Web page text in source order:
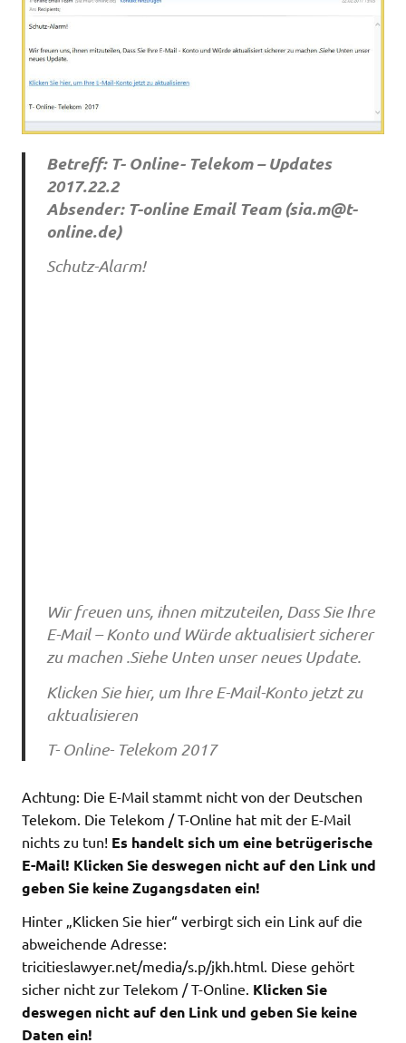
Betreff: T- Online- Telekom – Updates
2017.22.2
Absender: T-online Email Team (sia.m@t-
online.de)
Schutz-Alarm!
Wir freuen uns, ihnen mitzuteilen, Dass Sie Ihre
E-Mail – Konto und Würde aktualisiert sicherer
zu machen .Siehe Unten unser neues Update.
Klicken Sie hier, um Ihre E-Mail-Konto jetzt zu
aktualisieren
T- Online- Telekom 2017
Achtung: Die E-Mail stammt nicht von der Deutschen
Telekom. Die Telekom / T-Online hat mit der E-Mail
nichts zu tun! Es handelt sich um eine betrügerische
E-Mail! Klicken Sie deswegen nicht auf den Link und
geben Sie keine Zugangsdaten ein!
Hinter „Klicken Sie hier“ verbirgt sich ein Link auf die
abweichende Adresse:
tricitieslawyer.net/media/s.p/jkh.html. Diese gehört
sicher nicht zur Telekom / T-Online. Klicken Sie
deswegen nicht auf den Link und geben Sie keine
Daten ein!